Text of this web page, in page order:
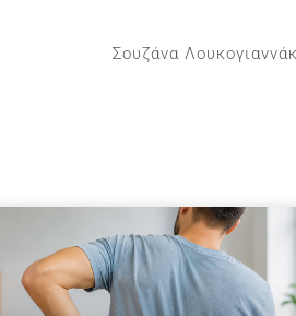
Σουζάνα